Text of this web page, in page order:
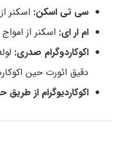
سی تی اسکن: اسکنر
ام ار ای: اسکنر از
اکوکاردوگرام صدری:
دقیق ائورت حین
اکوکاردیوگرام از طریق